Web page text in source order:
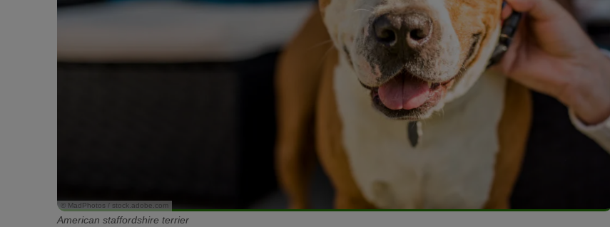
© MadPhotos / stock.adobe.com
American staffordshire terrier